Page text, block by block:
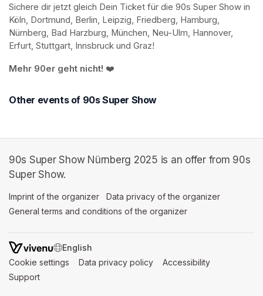
Sichere dir jetzt gleich Dein Ticket für die 90s Super Show in
Köln, Dortmund, Berlin, Leipzig, Friedberg, Hamburg,
Nürnberg, Bad Harzburg, München, Neu-Ulm, Hannover,
Erfurt, Stuttgart, Innsbruck und Graz!
Mehr 90er geht nicht! ❤️
Other events of 90s Super Show
90s Super Show Nürnberg 2025 is an offer from 90s
Super Show.
Imprint of the organizer (opens in a new tab)
Data privacy of the organizer
General terms and conditions of the organizer
SWITCH LANGUAGE
Cookie settings (opens in a new tab)
Data privacy policy (opens in a new tab)
Accessibility
Support